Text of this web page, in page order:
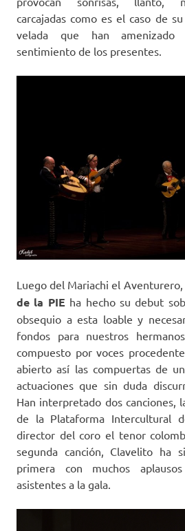
carcajadas como es el caso de
velada que han
sentimiento de los presentes.
Luego del Mariachi el Aventurero,
de la PIE ha hecho su debut
obsequio a esta loable y
fondos para nuestros
compuesto por voces
abierto así las compuertas de
actuaciones que sin duda
Han interpretado dos canciones,
de la Plataforma Intercultural
director del coro el tenor
segunda canción, Clavelito ha
primera con muchos
asistentes a la gala.